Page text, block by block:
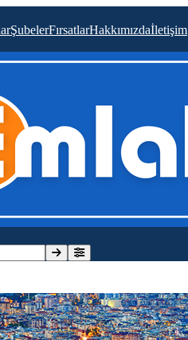
ŞubelerFırsatlarHakkımızdaİletişim